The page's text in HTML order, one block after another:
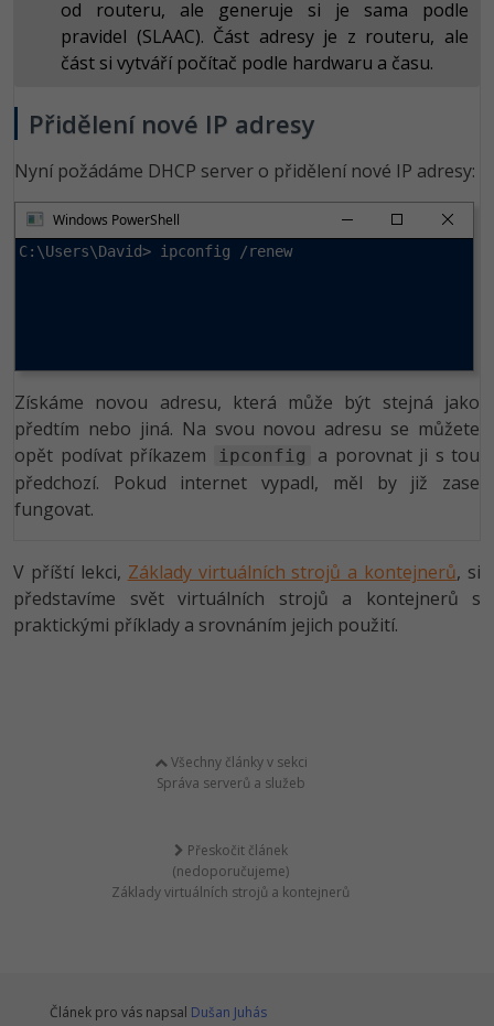
od routeru, ale generuje si je sama podle
pravidel (SLAAC). Část adresy je z routeru, ale
část si vytváří počítač podle hardwaru a času.
Přidělení nové IP adresy
Nyní požádáme DHCP server o přidělení nové IP adresy:
Windows PowerShell
C:\Users\David> ipconfig /renew
Získáme novou adresu, která může být stejná jako
předtím nebo jiná. Na svou novou adresu se můžete
opět podívat příkazem
ipconfig
a porovnat ji s tou
předchozí. Pokud internet vypadl, měl by již zase
fungovat.
V příští lekci, Základy virtuálních strojů a kontejnerů, si
představíme svět virtuálních strojů a kontejnerů s
praktickými příklady a srovnáním jejich použití.
Všechny články v sekci
Správa serverů a služeb
Přeskočit článek
(nedoporučujeme)
Základy virtuálních strojů a kontejnerů
Článek pro vás napsal Dušan Juhás